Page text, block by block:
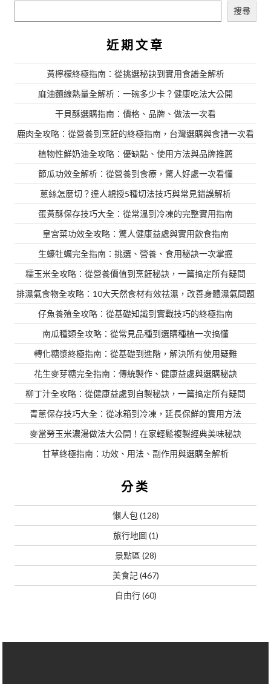
搜尋
近期文章
黃檸檬終極指南：從挑選秘訣到實用食譜全解析
麻油麵線熱量全解析：一碗多少卡？健康吃法大公開
干貝酥選購指南：價格、品牌、做法一次看
鹿肉全攻略：從營養到烹飪的終極指南，台灣選購與食譜一次看
植物性鮮奶油全攻略：優缺點、使用方法與品牌推薦
節瓜功效全解析：從營養到食療，驚人好處一次看懂
蔥絲怎麼切？達人親授5種切法技巧與常見錯誤解析
蛋黃酥保存技巧大全：從常溫到冷凍的完整實用指南
皇宮菜功效全攻略：驚人健康益處與實用飲食指南
生蠔牡蠣完全指南：挑選、營養、食用秘訣一次掌握
糯玉米全攻略：從營養價值到烹飪秘訣，一篇搞定所有疑問
排濕氣食物全攻略：10大天然食材有效祛濕，改善身體濕氣問題
仔魚養殖全攻略：從基礎知識到實戰技巧的終極指南
南瓜種類全攻略：從常見品種到選購種植一次搞懂
轉化糖漿終極指南：從基礎到進階，解決所有使用疑難
花生麥芽糖完全指南：傳統製作、健康益處與選購秘訣
柳丁汁全攻略：從健康益處到自製秘訣，一篇搞定所有疑問
青蔥保存技巧大全：從冰箱到冷凍，延長保鮮的實用方法
麥當勞玉米濃湯做法大公開！在家輕鬆複製經典美味秘訣
甘草終極指南：功效、用法、副作用與選購全解析
分类
懶人包 (128)
旅行地圖 (1)
景點區 (28)
美食記(467)
自由行(60)